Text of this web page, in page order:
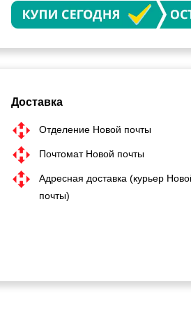
Доставка
Отделение Новой почты
Почтомат Новой почты
Адресная доставка (курьер
почты)